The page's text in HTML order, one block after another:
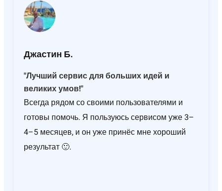
Джастин Б.
"Лучший сервис для больших идей и
великих умов!"
Всегда рядом со своими пользователями и
готовы помочь. Я пользуюсь сервисом уже 3–
4–5 месяцев, и он уже принёс мне хороший
результат 🙂.